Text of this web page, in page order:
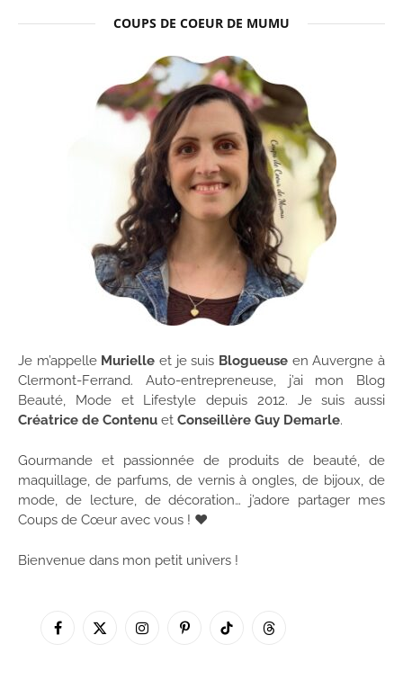
COUPS DE COEUR DE MUMU
Je m’appelle Murielle et je suis Blogueuse en Auvergne à
Clermont-Ferrand. Auto-entrepreneuse, j’ai mon Blog
Beauté, Mode et Lifestyle depuis 2012. Je suis aussi
Créatrice de Contenu et Conseillère Guy Demarle.
Gourmande et passionnée de produits de beauté, de
maquillage, de parfums, de vernis à ongles, de bijoux, de
mode, de lecture, de décoration… j’adore partager mes
Coups de Cœur avec vous ! ♥
Bienvenue dans mon petit univers !
Facebook
X
InstagramPinterestTikTok Threads